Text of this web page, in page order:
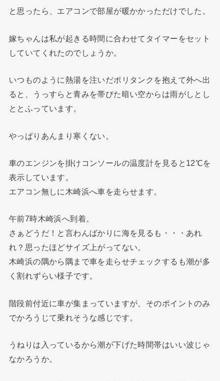
と思ったら、エアコンで部屋が暖かかっただけでした。
嫁ちゃんは私が起きる時間に合わせてタイマーをセット
していてくれたのでしょうか。
いつものように熱湯を注いだポリタンクを抱えて外へ出
ると、うっすらと青みを帯びた暗い空からは雨がしとし
ととふっています。
やっぱりあんまり寒くない。
車のエンジンを掛けコンソールの温度計を見ると12℃を
表示しています。
エアコン無しに木崎浜へ車を走らせます。
午前7時木崎浜へ到着。
さぁどうだ！と言わんばかりに海を見るも・・・あれ
れ？思ったほどサイズ上がってない。
木崎浜の隅から隅まで車を走らせチェックするも潮が多
く割れずらい様子です。
階段前付近に車が集まっていますが、そのポイントのみ
でかろうじて乗れそうな感じです。
うねりは入っているから潮が下げた時間帯はいい波じゃ
なかろうか。